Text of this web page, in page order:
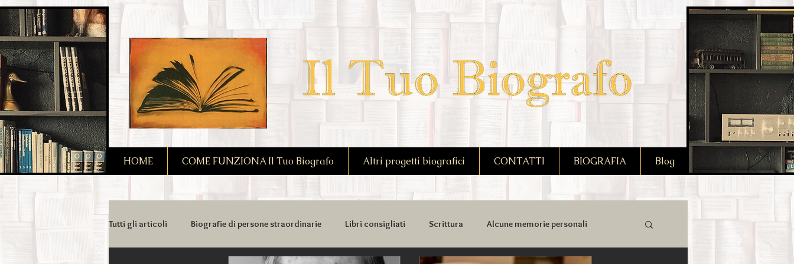
HOME COME FUNZIONA Il Tuo Biografo Altri progetti biografici CONTATTI BIOGRAFIA Blog
Tutti gli articoli Biografie di persone straordinarie Libri consigliati Scrittura Alcune memorie personali